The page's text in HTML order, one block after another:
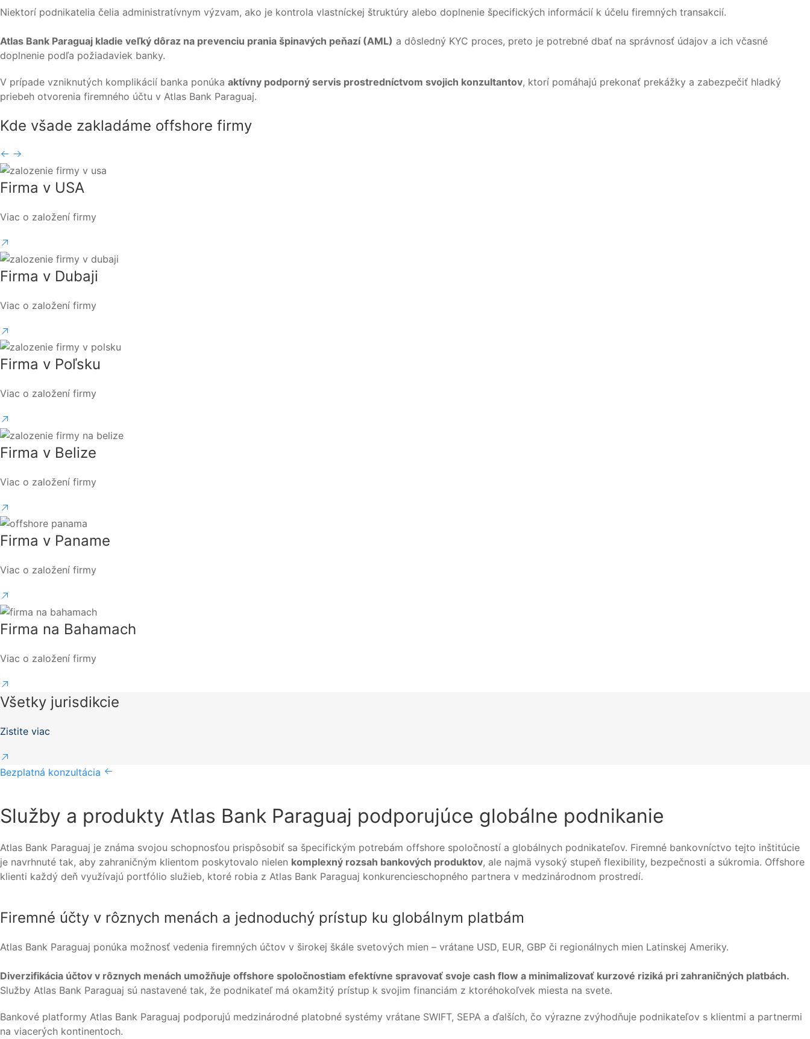
Niektorí podnikatelia čelia administratívnym výzvam, ako je kontrola vlastníckej štruktúry alebo doplnenie špecifických informácií k účelu firemných transakcií.
Atlas Bank Paraguaj kladie veľký dôraz na prevenciu prania špinavých peňazí (AML) a dôsledný KYC proces, preto je potrebné dbať na správnosť údajov a ich včasné
doplnenie podľa požiadaviek banky.
V prípade vzniknutých komplikácií banka ponúka aktívny podporný servis prostredníctvom svojich konzultantov, ktorí pomáhajú prekonať prekážky a zabezpečiť hladký
priebeh otvorenia firemného účtu v Atlas Bank Paraguaj.
Kde všade zakladáme offshore firmy
Firma v USA
Viac o založení firmy
Firma v Dubaji
Viac o založení firmy
Firma v Poľsku
Viac o založení firmy
Firma v Belize
Viac o založení firmy
Firma v Paname
Viac o založení firmy
Firma na Bahamach
Viac o založení firmy
Všetky jurisdikcie
Zistite viac
Bezplatná konzultácia
Služby a produkty Atlas Bank Paraguaj podporujúce globálne podnikanie
Atlas Bank Paraguaj je známa svojou schopnosťou prispôsobiť sa špecifickým potrebám offshore spoločností a globálnych podnikateľov. Firemné bankovníctvo tejto inštitúcie
je navrhnuté tak, aby zahraničným klientom poskytovalo nielen komplexný rozsah bankových produktov, ale najmä vysoký stupeň flexibility, bezpečnosti a súkromia. Offshore
klienti každý deň využívajú portfólio služieb, ktoré robia z Atlas Bank Paraguaj konkurencieschopného partnera v medzinárodnom prostredí.
Firemné účty v rôznych menách a jednoduchý prístup ku globálnym platbám
Atlas Bank Paraguaj ponúka možnosť vedenia firemných účtov v širokej škále svetových mien – vrátane USD, EUR, GBP či regionálnych mien Latinskej Ameriky.
Diverzifikácia účtov v rôznych menách umožňuje offshore spoločnostiam efektívne spravovať svoje cash flow a minimalizovať kurzové riziká pri zahraničných platbách.
Služby Atlas Bank Paraguaj sú nastavené tak, že podnikateľ má okamžitý prístup k svojim financiám z ktoréhokoľvek miesta na svete.
Bankové platformy Atlas Bank Paraguaj podporujú medzinárodné platobné systémy vrátane SWIFT, SEPA a ďalších, čo výrazne zvýhodňuje podnikateľov s klientmi a partnermi
na viacerých kontinentoch.